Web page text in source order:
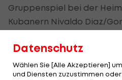
Gruppenspiel bei der
Kubanern Nivaldo Diaz/
Punktlauf von 4:5 auf 9:5
Gunsten der Kubaner. Im
die Olympia-Fünften
Datenschutz
Wählen Sie [Alle Akzeptieren]
und Diensten zuzustimmen oder